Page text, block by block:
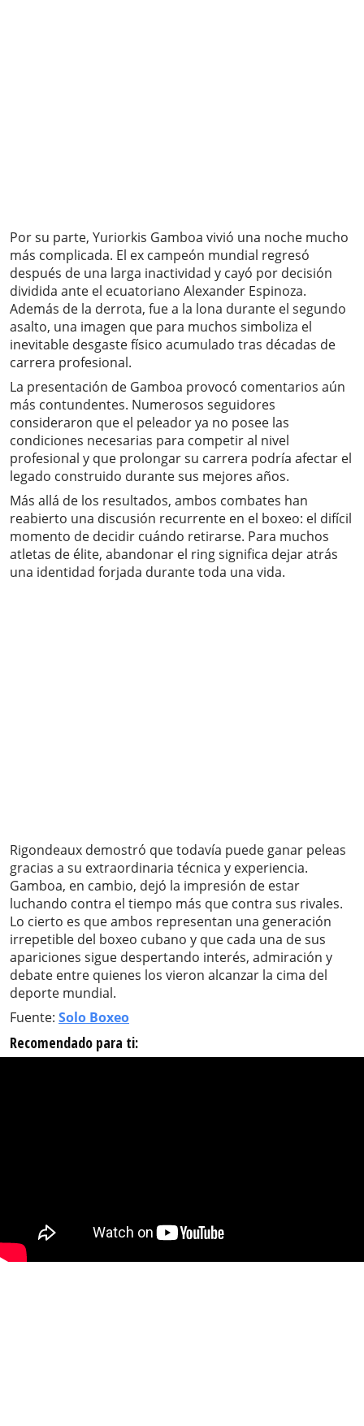
Por su parte, Yuriorkis Gamboa vivió una noche mucho
más complicada. El ex campeón mundial regresó
después de una larga inactividad y cayó por decisión
dividida ante el ecuatoriano Alexander Espinoza.
Además de la derrota, fue a la lona durante el segundo
asalto, una imagen que para muchos simboliza el
inevitable desgaste físico acumulado tras décadas de
carrera profesional.
La presentación de Gamboa provocó comentarios aún
más contundentes. Numerosos seguidores
consideraron que el peleador ya no posee las
condiciones necesarias para competir al nivel
profesional y que prolongar su carrera podría afectar el
legado construido durante sus mejores años.
Más allá de los resultados, ambos combates han
reabierto una discusión recurrente en el boxeo: el difícil
momento de decidir cuándo retirarse. Para muchos
atletas de élite, abandonar el ring significa dejar atrás
una identidad forjada durante toda una vida.
Rigondeaux demostró que todavía puede ganar peleas
gracias a su extraordinaria técnica y experiencia.
Gamboa, en cambio, dejó la impresión de estar
luchando contra el tiempo más que contra sus rivales.
Lo cierto es que ambos representan una generación
irrepetible del boxeo cubano y que cada una de sus
apariciones sigue despertando interés, admiración y
debate entre quienes los vieron alcanzar la cima del
deporte mundial.
Fuente: Solo Boxeo
Recomendado para ti: